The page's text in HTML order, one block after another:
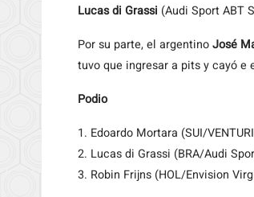
Lucas di Grassi (Audi Sport ABT
Por su parte, el argentinoJosé
tuvo que ingresar a pits y cayó
Podio
1. Edoardo Mortara (SUI/
2. Lucas di Grassi (BRA/Audi
3. Robin Frijns (HOL/Envision